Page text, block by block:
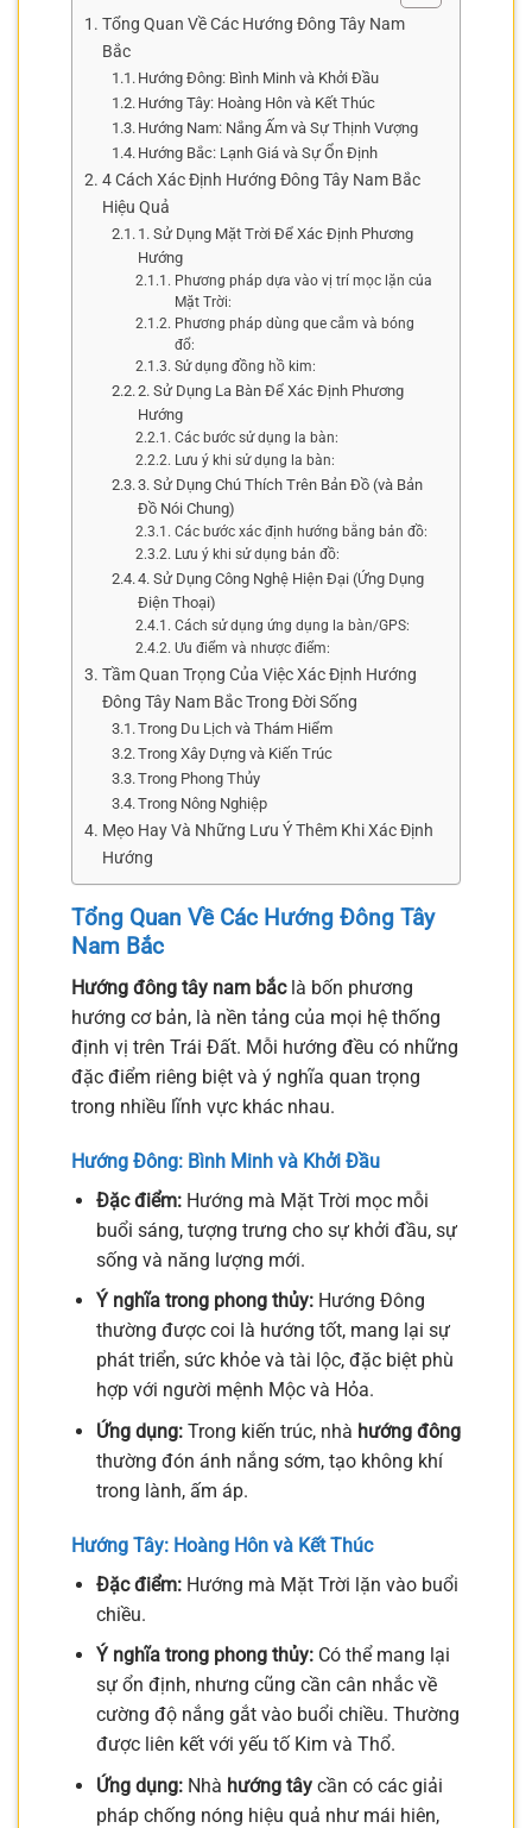
Tổng Quan Về Các Hướng Đông Tây Nam
Bắc
Hướng Đông: Bình Minh và Khởi Đầu
Hướng Tây: Hoàng Hôn và Kết Thúc
Hướng Nam: Nắng Ấm và Sự Thịnh Vượng
Hướng Bắc: Lạnh Giá và Sự Ổn Định
4 Cách Xác Định Hướng Đông Tây Nam Bắc
Hiệu Quả
1. Sử Dụng Mặt Trời Để Xác Định Phương
Hướng
Phương pháp dựa vào vị trí mọc lặn của
Mặt Trời:
Phương pháp dùng que cắm và bóng
đổ:
Sử dụng đồng hồ kim:
2. Sử Dụng La Bàn Để Xác Định Phương
Hướng
Các bước sử dụng la bàn:
Lưu ý khi sử dụng la bàn:
3. Sử Dụng Chú Thích Trên Bản Đồ (và Bản
Đồ Nói Chung)
Các bước xác định hướng bằng bản đồ:
Lưu ý khi sử dụng bản đồ:
4. Sử Dụng Công Nghệ Hiện Đại (Ứng Dụng
Điện Thoại)
Cách sử dụng ứng dụng la bàn/GPS:
Ưu điểm và nhược điểm:
Tầm Quan Trọng Của Việc Xác Định Hướng
Đông Tây Nam Bắc Trong Đời Sống
Trong Du Lịch và Thám Hiểm
Trong Xây Dựng và Kiến Trúc
Trong Phong Thủy
Trong Nông Nghiệp
Mẹo Hay Và Những Lưu Ý Thêm Khi Xác Định
Hướng
Tổng Quan Về Các Hướng Đông Tây
Nam Bắc
Hướng đông tây nam bắclà bốn phương
hướng cơ bản, là nền tảng của mọi hệ thống
định vị trên Trái Đất. Mỗi hướng đều có những
đặc điểm riêng biệt và ý nghĩa quan trọng
trong nhiều lĩnh vực khác nhau.
Hướng Đông: Bình Minh và Khởi Đầu
Đặc điểm:Hướng mà Mặt Trời mọc mỗi
buổi sáng, tượng trưng cho sự khởi đầu, sự
sống và năng lượng mới.
Ý nghĩa trong phong thủy:Hướng Đông
thường được coi là hướng tốt, mang lại sự
phát triển, sức khỏe và tài lộc, đặc biệt phù
hợp với người mệnh Mộc và Hỏa.
Ứng dụng:Trong kiến trúc, nhà hướng đông
thường đón ánh nắng sớm, tạo không khí
trong lành, ấm áp.
Hướng Tây: Hoàng Hôn và Kết Thúc
Đặc điểm:Hướng mà Mặt Trời lặn vào buổi
chiều.
Ý nghĩa trong phong thủy:Có thể mang lại
sự ổn định, nhưng cũng cần cân nhắc về
cường độ nắng gắt vào buổi chiều. Thường
được liên kết với yếu tố Kim và Thổ.
Ứng dụng:Nhà hướng tâycần có các giải
pháp chống nóng hiệu quả như mái hiên,